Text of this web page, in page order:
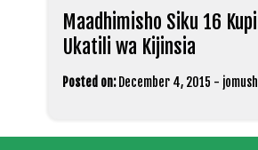
Maadhimisho Siku 16
Ukatili wa Kijinsia
Posted on: December 4, 2015 -